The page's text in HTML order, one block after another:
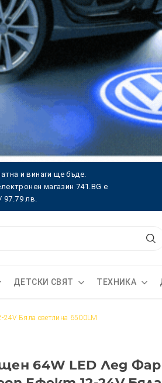
и винаги ще бъде.
магазин 741.BG е
97.79 лв.
ДЕТСКИ СВЯТ ТЕХНИКА
Бяла светлина 6500LM
64W LED Лед